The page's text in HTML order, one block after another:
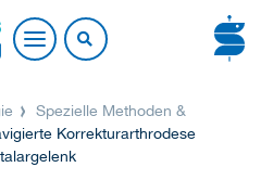
Spezielle Methoden &
Korrekturarthrodese